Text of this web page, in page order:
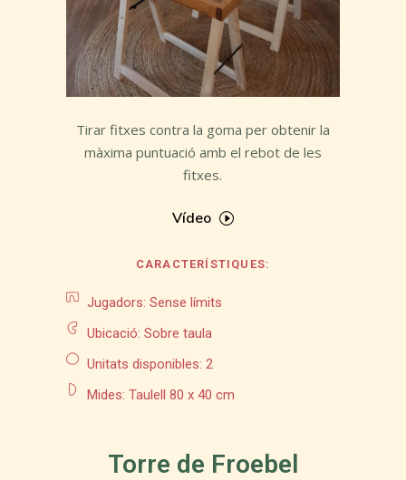
Tirar fitxes contra la goma per obtenir la
màxima puntuació amb el rebot de les
fitxes.
Vídeo
CARACTERÍSTIQUES:
Jugadors: Sense límits
Ubicació: Sobre taula
Unitats disponibles: 2
Mides: Taulell 80 x 40 cm
Torre de Froebel